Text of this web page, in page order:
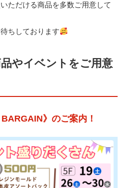
ただける商品を多数ご用意して
ちしております
やイベントをご用意
》のご案内！